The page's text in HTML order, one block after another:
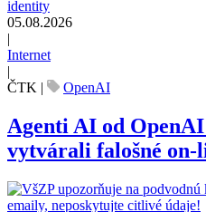
05.08.2026
|
Internet
|
ČTK | OpenAI
Agenti AI od
vytvárali falošné